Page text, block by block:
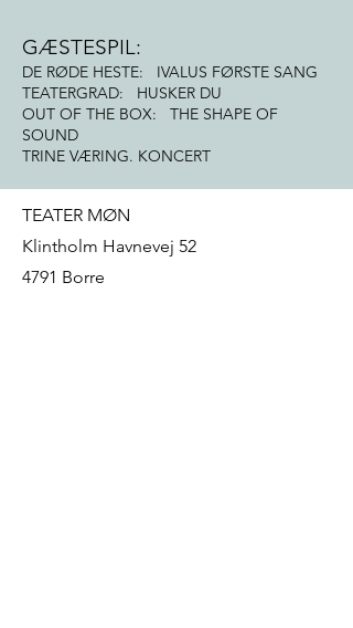
GÆSTESPIL:
DE RØDE HESTE: IVALUS FØRSTE SANG
TEATERGRAD: HUSKER DU
OUT OF THE BOX: THE SHAPE OF
SOUND
TRINE VÆRING. KONCERT
TEATER MØN
Klintholm Havnevej 52
4791 Borre